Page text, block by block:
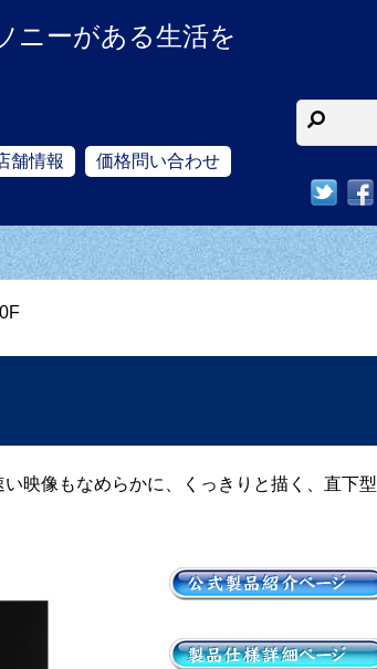
ニーがある生活を
舗情報
価格問い合わせ
映像もなめらかに、くっきりと描く、直下型